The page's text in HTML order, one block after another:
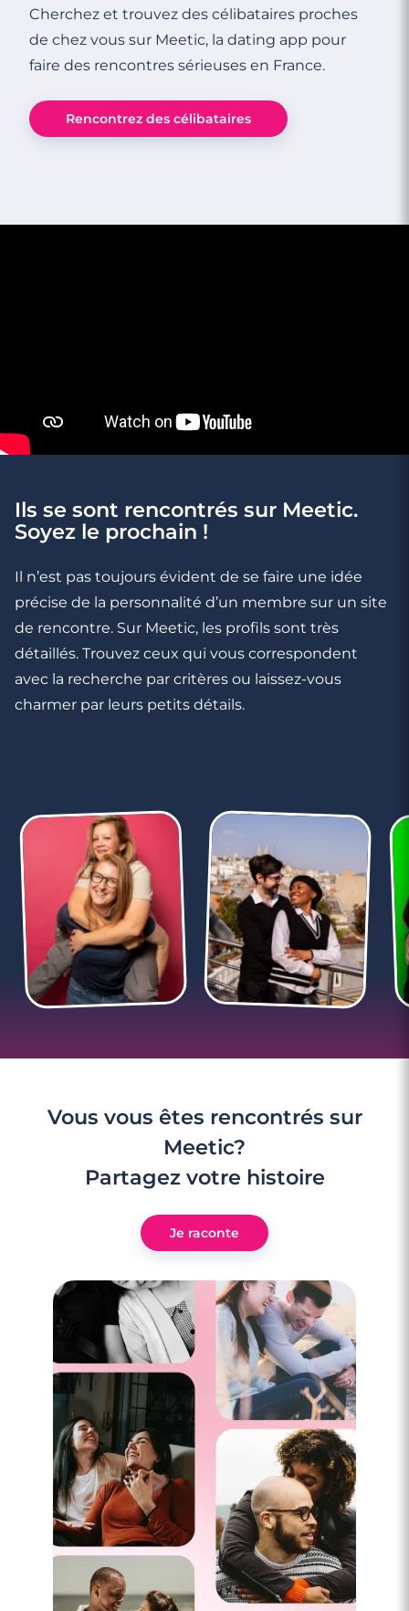
4 minutes
Rencontres et sécurité pour les femmes,
jeunes, LGBTQ+, parents solo ou seniors
3 minutes
Rencontre à Saverne
Rencontre à Mazingarbe
Cherchez et trouvez des célibataires proches
de chez vous sur Meetic, la dating app pour
faire des rencontres sérieuses en France.
Rencontrez des célibataires
Ils se sont rencontrés sur Meetic.
Soyez le prochain !
Il n’est pas toujours évident de se faire une idée
précise de la personnalité d’un membre sur un site
de rencontre. Sur Meetic, les profils sont très
détaillés. Trouvez ceux qui vous correspondent
avec la recherche par critères ou laissez-vous
charmer par leurs petits détails.
Vous vous êtes rencontrés sur
Meetic?
Partagez votre histoire
Je raconte